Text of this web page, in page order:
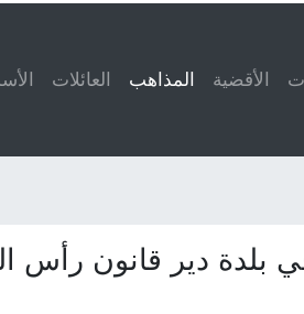
الأقضية المذاهب العائلات
بلدة دير قانون